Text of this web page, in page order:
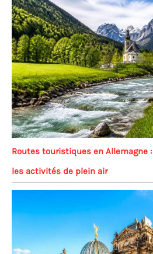
Routes touristiques en Allemagne
les activités de plein air